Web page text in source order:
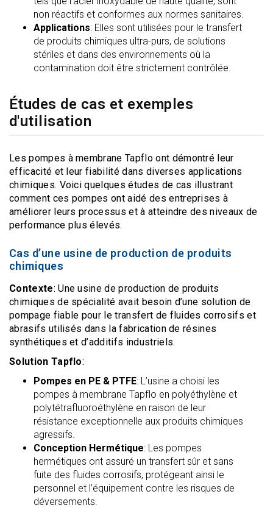
non réactifs et conformes aux normes sanitaires.
Applications: Elles sont utilisées pour le transfert
de produits chimiques ultra-purs, de solutions
stériles et dans des environnements où la
contamination doit être strictement contrôlée.
Études de cas et exemples
d'utilisation
Les pompes à membrane Tapflo ont démontré leur
efficacité et leur fiabilité dans diverses applications
chimiques. Voici quelques études de cas illustrant
comment ces pompes ont aidé des entreprises à
améliorer leurs processus et à atteindre des niveaux de
performance plus élevés.
Cas d’une usine de production de produits
chimiques
Contexte: Une usine de production de produits
chimiques de spécialité avait besoin d’une solution de
pompage fiable pour le transfert de fluides corrosifs et
abrasifs utilisés dans la fabrication de résines
synthétiques et d’additifs industriels.
Solution Tapflo:
Pompes en PE & PTFE: L’usine a choisi les
pompes à membrane Tapflo en polyéthylène et
polytétrafluoroéthylène en raison de leur
résistance exceptionnelle aux produits chimiques
agressifs.
Conception Hermétique: Les pompes
hermétiques ont assuré un transfert sûr et sans
fuite des fluides corrosifs, protégeant ainsi le
personnel et l’équipement contre les risques de
déversements.